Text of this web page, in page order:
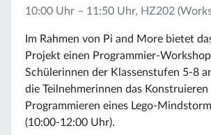
10:00 Uhr – 11:50 Uhr, HZ202
Im Rahmen von Pi and More bietet
Projekt einen Programmier-
Schülerinnen der Klassenstufen 5-8
die Teilnehmerinnen das Konstruieren
Programmieren eines Lego-
(10:00-12:00 Uhr).